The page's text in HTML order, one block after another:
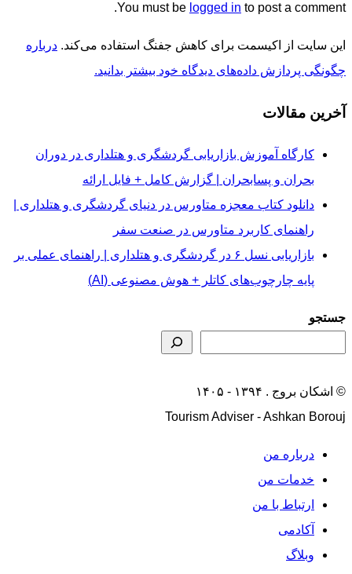
You must be logged in to post a comment.
این سایت از اکیسمت برای کاهش جفنگ استفاده می‌کند. درباره
چگونگی پردازش داده‌های دیدگاه خود بیشتر بدانید.
آخرین مقالات
کارگاه آموزش بازاریابی گردشگری و هتلداری در دوران
بحران و پسابحران | گزارش کامل + فایل ارائه
دانلود کتاب معجزه متاورس در دنیای گردشگری و هتلداری |
راهنمای کاربرد متاورس در صنعت سفر
بازاریابی نسل ۶ در گردشگری و هتلداری | راهنمای عملی بر
پایه چارچوب‌های کاتلر + هوش مصنوعی (AI)
جستجو
© اشکان بروج . ۱۳۹۴ - ۱۴۰۵
Tourism Adviser - Ashkan Borouj
درباره من
خدمات من
ارتباط با من
آکادمی
وبلاگ